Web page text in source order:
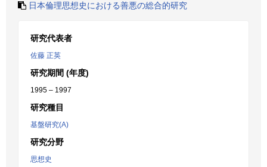
日本倫理思想史における善悪の総合的研究
研究代表者
佐藤 正英
研究期間 (年度)
1995 – 1997
研究種目
基盤研究(A)
研究分野
思想史